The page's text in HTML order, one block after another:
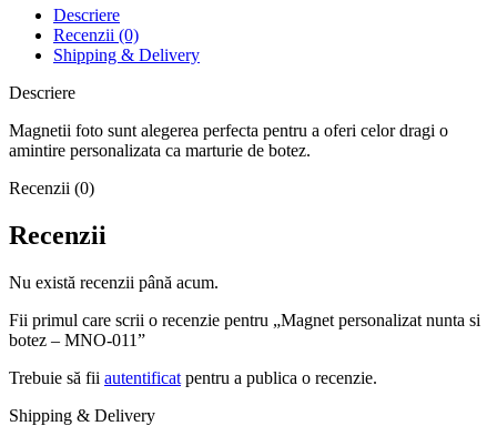
Descriere
Recenzii (0)
Shipping & Delivery
Descriere
Magnetii foto sunt alegerea perfecta pentru a oferi celor dragi o
amintire personalizata ca marturie de botez.
Recenzii (0)
Recenzii
Nu există recenzii până acum.
Fii primul care scrii o recenzie pentru „Magnet personalizat nunta si
botez – MNO-011”
Trebuie să fii autentificat pentru a publica o recenzie.
Shipping & Delivery